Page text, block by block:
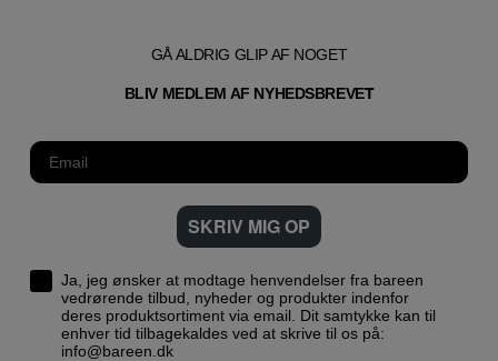
GÅ ALDRIG GLIP AF NOGET
BLIV MEDLEM AF NYHEDSBREVET
SKRIV MIG OP
Ja, jeg ønsker at modtage henvendelser fra bareen
vedrørende tilbud, nyheder og produkter indenfor
deres produktsortiment via email. Dit samtykke kan til
enhver tid tilbagekaldes ved at skrive til os på:
info@bareen.dk